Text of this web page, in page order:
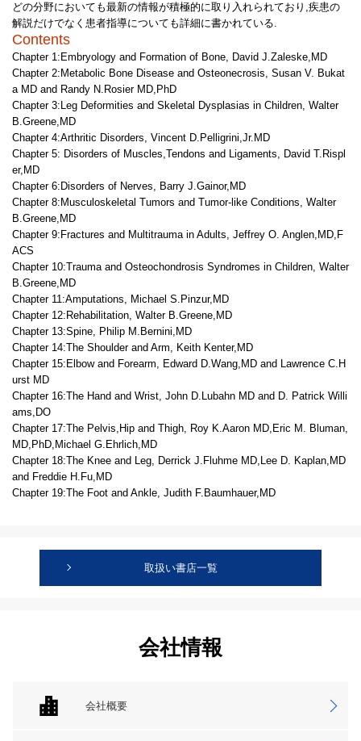
どの分野においても最新の情報が積極的に取り入れられており,疾患の
解説だけでなく患者指導についても詳細に書かれている.
Contents
Chapter 1:Embryology and Formation of Bone, David J.Zaleske,MD
Chapter 2:Metabolic Bone Disease and Osteonecrosis, Susan V. Bukat
a MD and Randy N.Rosier MD,PhD
Chapter 3:Leg Deformities and Skeletal Dysplasias in Children, Walter
B.Greene,MD
Chapter 4:Arthritic Disorders, Vincent D.Pelligrini,Jr.MD
Chapter 5: Disorders of Muscles,Tendons and Ligaments, David T.Rispl
er,MD
Chapter 6:Disorders of Nerves, Barry J.Gainor,MD
Chapter 8:Musculoskeletal Tumors and Tumor-like Conditions, Walter
B.Greene,MD
Chapter 9:Fractures and Multitrauma in Adults, Jeffrey O. Anglen,MD,F
ACS
Chapter 10:Trauma and Osteochondrosis Syndromes in Children, Walter
B.Greene,MD
Chapter 11:Amputations, Michael S.Pinzur,MD
Chapter 12:Rehabilitation, Walter B.Greene,MD
Chapter 13:Spine, Philip M.Bernini,MD
Chapter 14:The Shoulder and Arm, Keith Kenter,MD
Chapter 15:Elbow and Forearm, Edward D.Wang,MD and Lawrence C.H
urst MD
Chapter 16:The Hand and Wrist, John D.Lubahn MD and D. Patrick Willi
ams,DO
Chapter 17:The Pelvis,Hip and Thigh, Roy K.Aaron MD,Eric M. Bluman,
MD,PhD,Michael G.Ehrlich,MD
Chapter 18:The Knee and Leg, Derrick J.Fluhme MD,Lee D. Kaplan,MD
and Freddie H.Fu,MD
Chapter 19:The Foot and Ankle, Judith F.Baumhauer,MD
取扱い書店一覧
会社情報
会社概要